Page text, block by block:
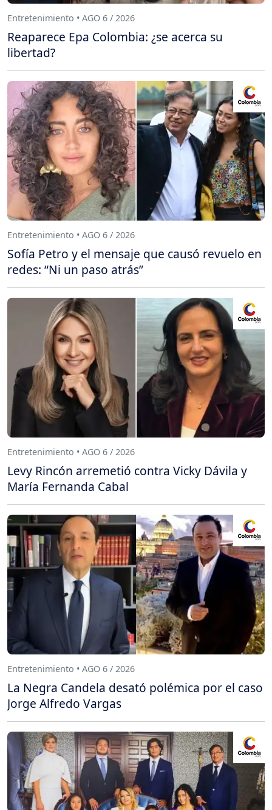
Entretenimiento • AGO 6 / 2026
Reaparece Epa Colombia: ¿se acerca su
libertad?
Entretenimiento • AGO 6 / 2026
Sofía Petro y el mensaje que causó revuelo en
redes: “Ni un paso atrás”
Entretenimiento • AGO 6 / 2026
Levy Rincón arremetió contra Vicky Dávila y
María Fernanda Cabal
Entretenimiento • AGO 6 / 2026
La Negra Candela desató polémica por el caso
Jorge Alfredo Vargas